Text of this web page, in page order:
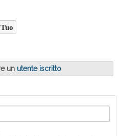
un utente iscritto